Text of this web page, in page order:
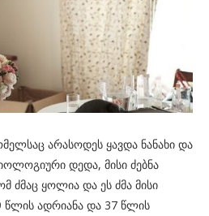
არასოდეს ყავდა ნანახი და
დედა, მისი ძებნა
ძმაც ყოლია და ეს ძმა მისი
წლის ადრიანა და 37 წლის